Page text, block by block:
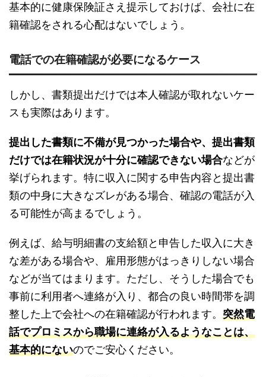
基本的に健康保険証さえ提示しておけば、会社に在
籍確認をされる心配はないでしょう。
電話での在籍確認が必要になるケース
しかし、書類提出だけでは本人確認が取れないケー
スも実際はあります。
提出した書類に不備が見つかった場合や、提出書類
だけでは在籍状況が十分に確認できない場合などが
挙げられます。特に収入に関する申告内容と提出書
類の中身に大きなズレがある場合、確認の電話が入
る可能性が高まるでしょう。
例えば、給与明細書の支給額と申告した収入に大き
な差がある場合や、雇用形態がはっきりしない場合
などが当てはまります。ただし、そうした場合でも
事前に利用者へ連絡が入り、都合の良い時間帯を調
整した上で会社への在籍確認が行われます。 突然電
話でプロミスから職場に連絡が入るようなことは、
基本的にないのでご安心ください。